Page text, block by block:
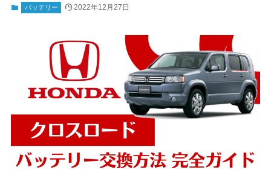
バッテリー 2022年12月27日